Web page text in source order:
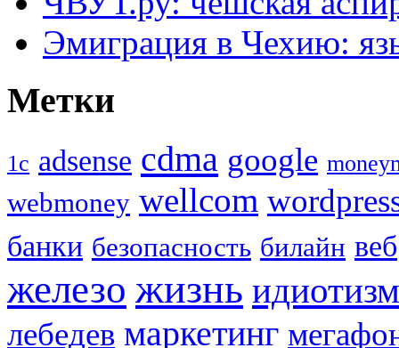
Эмиграция в Чехию:
Метки
1с adsense cdma google
webmoney wellcom
банки безопасность билайн веб
железо жизнь идиотизм
лебедев маркетинг